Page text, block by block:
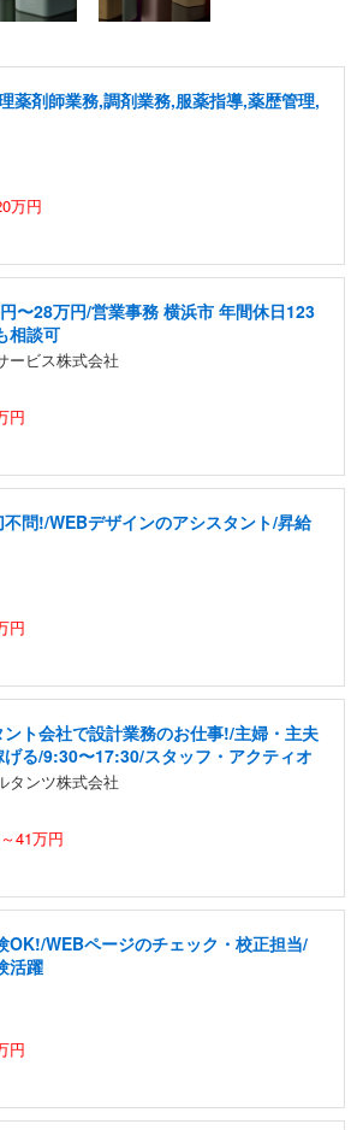
薬剤師業務,調剤業務,服薬指導,薬歴管理,
万円
〜28万円/営業事務 横浜市 年間休日123
相談可
ービス株式会社
円
問!/WEBデザインのアシスタント/昇給
円
ト会社で設計業務のお仕事!/主婦・主夫
る/9:30〜17:30/スタッフ・アクティオ
タンツ株式会社
41万円
OK!/WEBページのチェック・校正担当/
活躍
円